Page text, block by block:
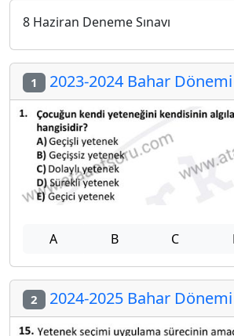
8 Haziran Deneme Sınavı
1 2023-2024 Bahar Dönemi
A B C
2 2024-2025 Bahar Dönemi